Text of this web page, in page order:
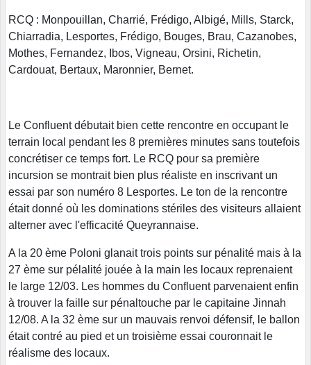
RCQ : Monpouillan, Charrié, Frédigo, Albigé, Mills, Starck,
Chiarradia, Lesportes, Frédigo, Bouges, Brau, Cazanobes,
Mothes, Fernandez, Ibos, Vigneau, Orsini, Richetin,
Cardouat, Bertaux, Maronnier, Bernet.
Le Confluent débutait bien cette rencontre en occupant le
terrain local pendant les 8 premières minutes sans toutefois
concrétiser ce temps fort. Le RCQ pour sa première
incursion se montrait bien plus réaliste en inscrivant un
essai par son numéro 8 Lesportes. Le ton de la rencontre
était donné où les dominations stériles des visiteurs allaient
alterner avec l'efficacité Queyrannaise.
A la 20 ème Poloni glanait trois points sur pénalité mais à la
27 ème sur pélalité jouée à la main les locaux reprenaient
le large 12/03. Les hommes du Confluent parvenaient enfin
à trouver la faille sur pénaltouche par le capitaine Jinnah
12/08. A la 32 ème sur un mauvais renvoi défensif, le ballon
était contré au pied et un troisième essai couronnait le
réalisme des locaux.